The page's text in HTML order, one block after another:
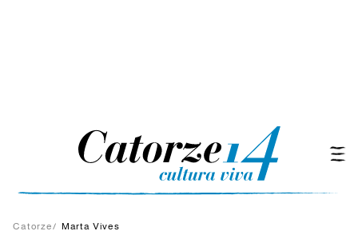
Catorze/ Marta Vives